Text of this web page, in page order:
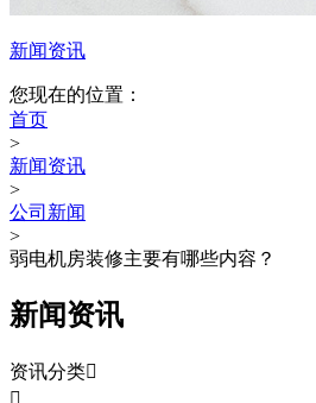
新闻资讯
您现在的位置：
首页
>
新闻资讯
>
公司新闻
>
弱电机房装修主要有哪些内容？
新闻资讯
资讯分类
